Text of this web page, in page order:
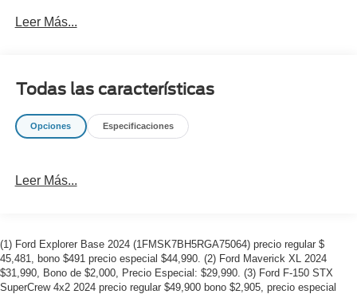
making it a rare find. You've found the one you've been
Leer Más...
Todas las características
Opciones Especificaciones
Leer Más...
(1) Ford Explorer Base 2024 (1FMSK7BH5RGA75064) precio regular $
45,481, bono $491 precio especial $44,990. (2) Ford Maverick XL 2024
$31,990, Bono de $2,000, Precio Especial: $29,990. (3) Ford F-150 STX
SuperCrew 4x2 2024 precio regular $49,900 bono $2,905, precio especial